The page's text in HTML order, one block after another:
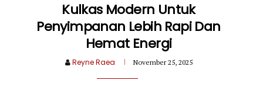
Kulkas Modern Untuk
Penyimpanan Lebih Rapi Dan
Hemat Energi
Reyne Raea November 25, 2025